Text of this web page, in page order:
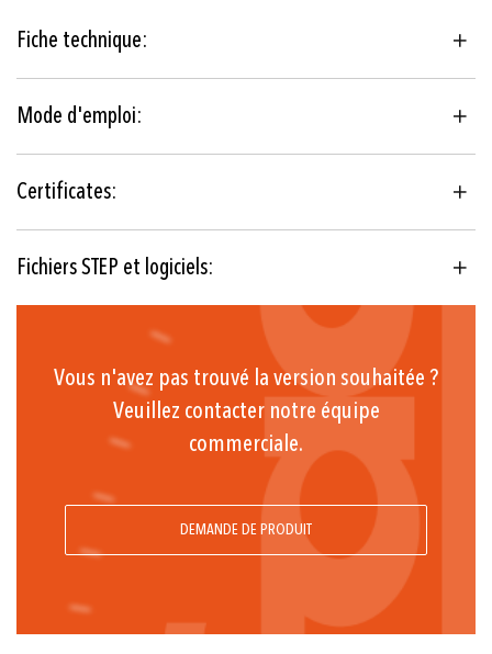
Construction navale
Recognition
(± 0.5 % E.M. typ., ± 1 % E.M. typ.)
EN175301-803-A (DIN43650-
A); M12x1; Câble
G1/4 f; G1/4 m;
G1/2 m, DIN3852-A;
1/4NPT m;
7/16-20UNF m, SAE4 (J1926);
G3/4 membrane frontale
Fiche technique:
Mode d'emploi:
Certificates:
Fichiers STEP et logiciels:
Vous n'avez pas trouvé la version souhaitée ?
Veuillez contacter notre équipe
commerciale.
DEMANDE DE PRODUIT